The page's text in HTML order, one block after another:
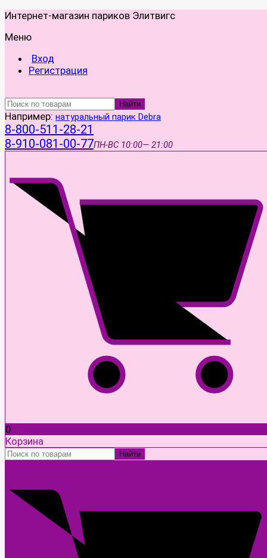
Интернет-магазин париков Элитвигс
Меню
Вход
Регистрация
Найти
Например: натуральный парик Debra
8-800-511-28-21
8-910-081-00-77ПН-ВС 10:00— 21:00
0
Корзина
Найти